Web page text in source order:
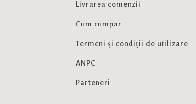
Livrarea comenzii
Cum cumpar
Termeni și condiții de utilizare
ANPC
Parteneri